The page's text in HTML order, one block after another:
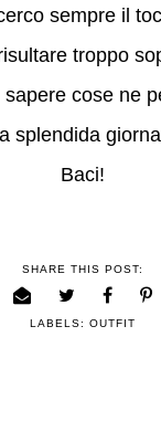
sempre il
troppo
cose ne
splendida
Baci!
SHARE THIS POST:
LABELS: OUTFIT